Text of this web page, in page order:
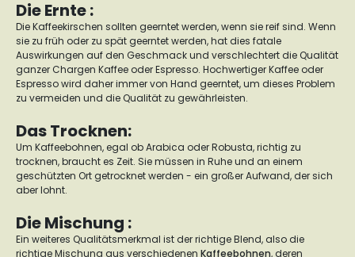
Die Ernte :
Die Kaffeekirschen sollten geerntet werden, wenn sie reif sind. Wenn
sie zu früh oder zu spät geerntet werden, hat dies fatale
Auswirkungen auf den Geschmack und verschlechtert die Qualität
ganzer Chargen Kaffee oder Espresso. Hochwertiger Kaffee oder
Espresso wird daher immer von Hand geerntet, um dieses Problem
zu vermeiden und die Qualität zu gewährleisten.
Das Trocknen:
Um Kaffeebohnen, egal ob Arabica oder Robusta, richtig zu
trocknen, braucht es Zeit. Sie müssen in Ruhe und an einem
geschützten Ort getrocknet werden - ein großer Aufwand, der sich
aber lohnt.
Die Mischung :
Ein weiteres Qualitätsmerkmal ist der richtige Blend, also die
richtige Mischung aus verschiedenen Kaffeebohnen, deren